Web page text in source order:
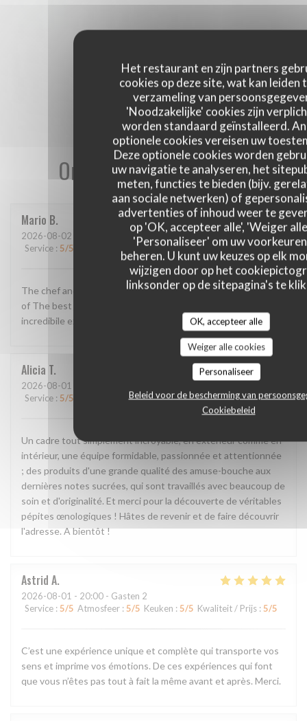
Het restaurant en zijn partners
cookies op deze site, wat kan leiden
verzameling van
'Noodzakelijke' cookies zijn
worden standaard geïnstalleerd.
optionele cookies vereisen uw
Deze optionele cookies worden
uw navigatie te analyseren, het
meten, functies te bieden (bijv.
aan sociale netwerken) of
advertenties of inhoud weer te
op 'OK, accepteer alle', 'Weiger
'Personaliseer' om uw
beheren. U kunt uw keuzes op elk
wijzigen door op het
linksonder op de sitepagina's te
OK, accepteer alle
Weiger alle cookies
Personaliseer
Beleid voor de bescherming van
Cookiebeleid
Onze gastbeoordelingen
Mario B
2026-08-02 - 13:00 - Gasten 2
Service : 5/5 /5 Keuken:5/5 Kwaliteit / Prijs: 4/5
The chef and The staff super super super The location One
of The best in France The food AMAZING!!! Thank u for this
incredibile experience!!
Alicia T
2026-08-01
Service : 5/5 5/5 Keuken:5/5 Kwaliteit / Prijs:5/5
Un cadre tout simplement incroyable, en extérieur comme en
intérieur, une équipe formidable, passionnée et attentionnée
; des produits d'une grande qualité des amuse-bouche aux
dernières notes sucrées, qui sont travaillés avec beaucoup de
soin et d'originalité. Et merci pour la découverte de véritables
pépites œnologiques ! Hâtes de revenir et de faire découvrir
l'adresse. A bientôt !
Astrid A
2026-08-01 - 20:00 - Gasten 2
Service : 5/5 Atmosfeer : 5/5 Keuken : 5/5 Kwaliteit / Prijs : 5/5
C’est une expérience unique et complète qui transporte vos
sens et imprime vos émotions. De ces expériences qui font
que vous n’êtes pas tout à fait la même avant et après. Merci.